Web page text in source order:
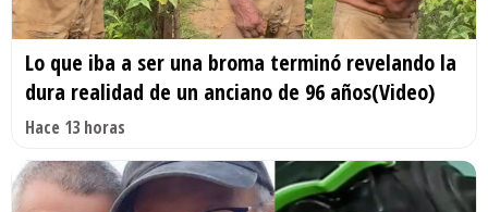
Lo que iba a ser una broma terminó revelando la
dura realidad de un anciano de 96 años(Video)
Hace 13 horas